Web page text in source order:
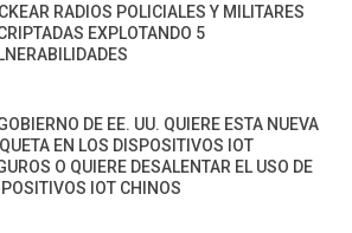
RADIOS POLICIALES Y MILITARES
EXPLOTANDO 5
DE EE. UU. QUIERE ESTA NUEVA
EN LOS DISPOSITIVOS IOT
O QUIERE DESALENTAR EL USO DE
IOT CHINOS